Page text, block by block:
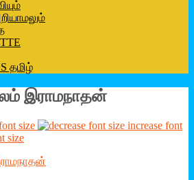
தமிழ்
இராமநாதன்
size
increase font